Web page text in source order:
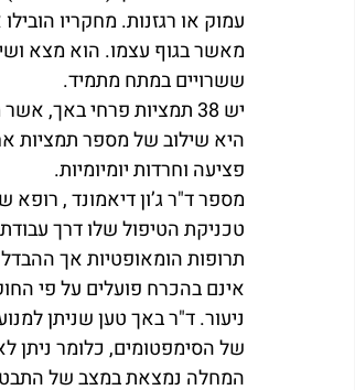
עמוק או רגזנות. מחקריו
מאשר בגוף עצמו. הוא מצא
ששרויים במתח מתמיד.
יש 38 תמציות פרחי
היא שילוב של מספר תמציות
פציעה וחרדות יומיומיות.
מספר ד"ר ג’ון דיאמונד ,
טכניקת הטיפול שלו דרך
תרופות הומאופטיות אך
אינם בהכרח פועלים על פי
ניעור. ד"ר באך טען שניתן
של הסימפטומים, כלומר
המחלה נמצאת במצב של